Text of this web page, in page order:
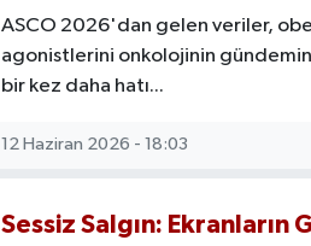
ASCO 2026'dan gelen veriler,
agonistlerini onkolojinin gündemine
bir kez daha hatı...
12 Haziran 2026 - 18:03
Sessiz Salgın: Ekranların